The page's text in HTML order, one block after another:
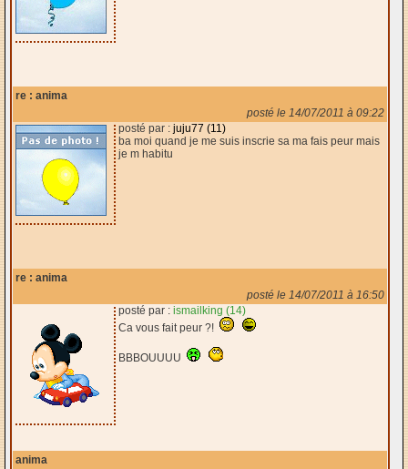
re : anima
posté le 14/07/2011 à 09:22
posté par : juju77 (11)
ba moi quand je me suis inscrie sa ma fais peur mais
je m habitu
re : anima
posté le 14/07/2011 à 16:50
posté par : ismailking (14)
Ca vous fait peur ?!
BBBOUUUU
anima